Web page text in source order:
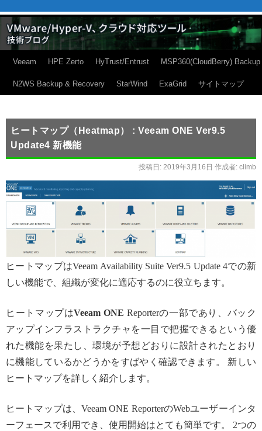
Veeam HPE Zerto HyTrust/Entrust MSP360(CloudBerry) Backup
N2WS Backup & Recovery StarWind ExaGrid サイトマップ
ヒートマップ（Heatmap） : Veeam ONE Ver9.5
Update4 新機能
投稿日: 2019年3月16日 作成者: climb
ヒートマップはVeeam Availability Suite Ver9.5 Update 4での新
しい機能で、組織が変化に適応するのに役立ちます。
ヒートマップはVeeam ONE Reporterの一部であり、バック
アップインフラストラクチャを一目で把握できるという優
れた機能を果たし、環境が予想どおりに設計されたとおり
に機能しているかどうかをすばやく確認できます。 新しい
ヒートマップを詳しく紹介します。
ヒートマップは、Veeam ONE ReporterのWebユーザーインタ
ーフェースで利用でき、使用開始はとても簡単です。 2つの